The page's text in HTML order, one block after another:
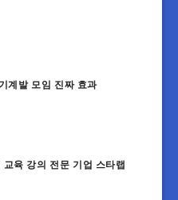
계발 모임 진짜 효과
육 강의 전문 기업 스타랩